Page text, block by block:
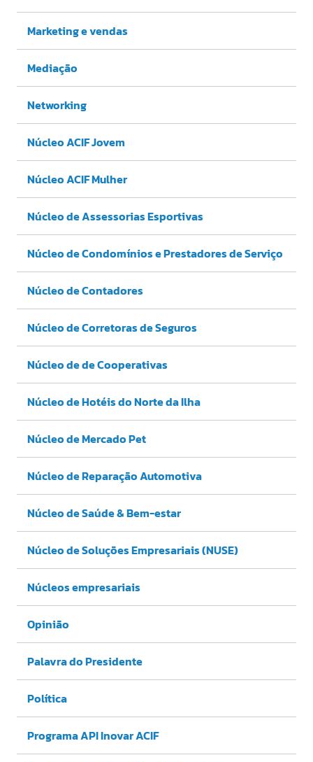
Marketing e vendas
Mediação
Networking
Núcleo ACIF Jovem
Núcleo ACIF Mulher
Núcleo de Assessorias Esportivas
Núcleo de Condomínios e Prestadores de Serviço
Núcleo de Contadores
Núcleo de Corretoras de Seguros
Núcleo de de Cooperativas
Núcleo de Hotéis do Norte da Ilha
Núcleo de Mercado Pet
Núcleo de Reparação Automotiva
Núcleo de Saúde & Bem-estar
Núcleo de Soluções Empresariais (NUSE)
Núcleos empresariais
Opinião
Palavra do Presidente
Política
Programa API Inovar ACIF